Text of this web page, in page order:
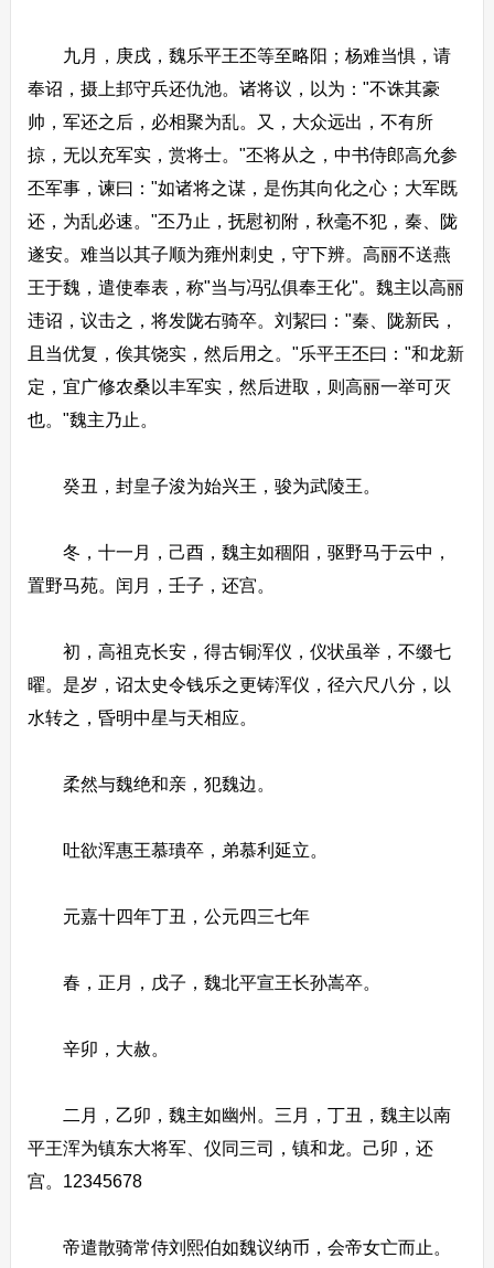
九月，庚戌，魏乐平王丕等至略阳；杨难当惧，请
奉诏，摄上邽守兵还仇池。诸将议，以为："不诛其豪
帅，军还之后，必相聚为乱。又，大众远出，不有所
掠，无以充军实，赏将士。"丕将从之，中书侍郎高允参
丕军事，谏曰："如诸将之谋，是伤其向化之心；大军既
还，为乱必速。"丕乃止，抚慰初附，秋毫不犯，秦、陇
遂安。难当以其子顺为雍州刺史，守下辨。高丽不送燕
王于魏，遣使奉表，称"当与冯弘俱奉王化"。魏主以高丽
违诏，议击之，将发陇右骑卒。刘絜曰："秦、陇新民，
且当优复，俟其饶实，然后用之。"乐平王丕曰："和龙新
定，宜广修农桑以丰军实，然后进取，则高丽一举可灭
也。"魏主乃止。
癸丑，封皇子浚为始兴王，骏为武陵王。
冬，十一月，己酉，魏主如稒阳，驱野马于云中，
置野马苑。闰月，壬子，还宫。
初，高祖克长安，得古铜浑仪，仪状虽举，不缀七
曜。是岁，诏太史令钱乐之更铸浑仪，径六尺八分，以
水转之，昏明中星与天相应。
柔然与魏绝和亲，犯魏边。
吐欲浑惠王慕璝卒，弟慕利延立。
元嘉十四年丁丑，公元四三七年
春，正月，戊子，魏北平宣王长孙嵩卒。
辛卯，大赦。
二月，乙卯，魏主如幽州。三月，丁丑，魏主以南
平王浑为镇东大将军、仪同三司，镇和龙。己卯，还
宫。12345678
帝遣散骑常侍刘熙伯如魏议纳币，会帝女亡而止。